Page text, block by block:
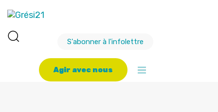
S'abonner à l'infolettre
Agir avec nous